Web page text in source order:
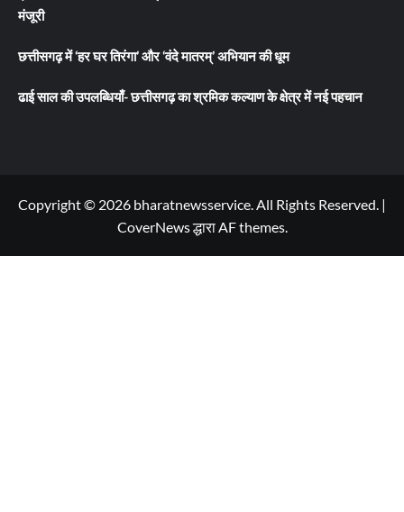
मंजूरी
छत्तीसगढ़ में ‘हर घर तिरंगा’ और ‘वंदे मातरम्’ अभियान की धूम
ढाई साल की उपलब्धियाँ- छत्तीसगढ़ का श्रमिक कल्याण के क्षेत्र में नई पहचान
Copyright © 2026 bharatnewsservice. All Rights Reserved. |
CoverNewsद्धारा AF themes.